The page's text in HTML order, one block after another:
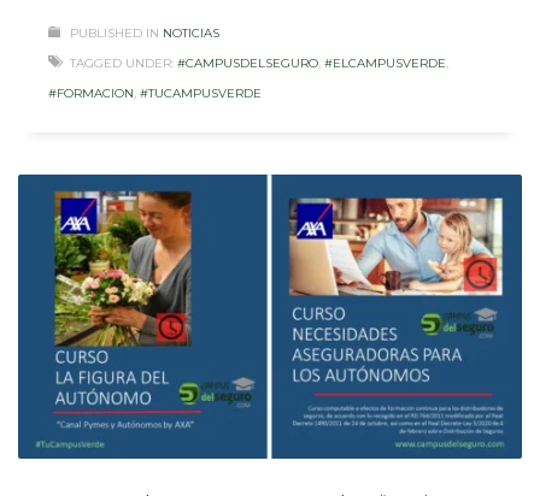
PUBLISHED IN NOTICIAS
TAGGED UNDER: #CAMPUSDELSEGURO, #ELCAMPUSVERDE,
#FORMACION, #TUCAMPUSVERDE